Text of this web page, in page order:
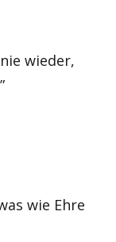
wieder,
wie Ehre